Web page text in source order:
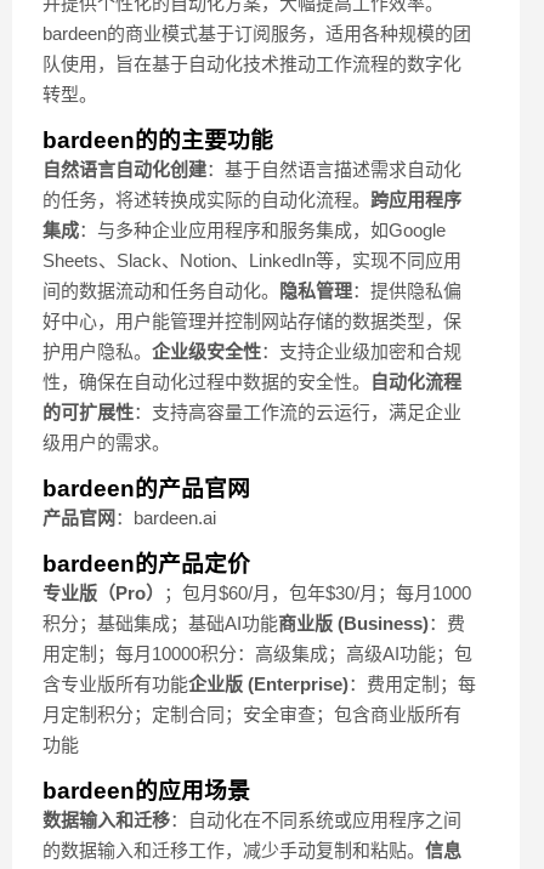
bardeen的商业模式基于订阅服务，适用各种规模的团
队使用，旨在基于自动化技术推动工作流程的数字化
转型。
bardeen的的主要功能
自然语言自动化创建：基于自然语言描述需求自动化
的任务，将述转换成实际的自动化流程。 跨应用程序
集成：与多种企业应用程序和服务集成，如Google
Sheets、Slack、Notion、LinkedIn等，实现不同应用
间的数据流动和任务自动化。
隐私管理：提供隐私偏
好中心，用户能管理并控制网站存储的数据类型，保
护用户隐私。 企业级安全性：支持企业级加密和合规
性，确保在自动化过程中数据的安全性。
自动化流程
的可扩展性：支持高容量工作流的云运行，满足企业
级用户的需求。
bardeen的产品官网
产品官网 ：bardeen.ai
bardeen的产品定价
专业版（Pro）
；包月$60/月，包年$30/月；每月1000
积分；基础集成；基础AI功能商业版 (Business)：费
用定制；每月10000积分：高级集成；高级AI功能；包
含专业版所有功能企业版 (Enterprise)：费用定制；每
月定制积分；定制合同；安全审查；包含商业版所有
功能
bardeen的应用场景
数据输入和迁移：自动化在不同系统或应用程序之间
的数据输入和迁移工作，减少手动复制和粘贴。 信息